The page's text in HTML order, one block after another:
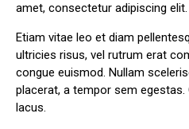
amet, consectetur adipiscing elit.
Etiam vitae leo et diam
ultricies risus, vel rutrum erat
congue euismod. Nullam
placerat, a tempor sem
lacus.